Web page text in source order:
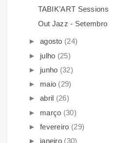
TABIK’ART Sessions
Out Jazz - Setembro
► agosto (24)
► julho (25)
► junho (32)
► maio (29)
► abril (26)
► março (30)
► fevereiro (29)
► janeiro (30)